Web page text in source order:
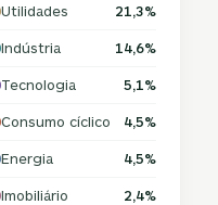
Utilidades 21,3%
Indústria 14,6%
Tecnologia 5,1%
Consumo cíclico 4,5%
Energia 4,5%
Imobiliário 2,4%